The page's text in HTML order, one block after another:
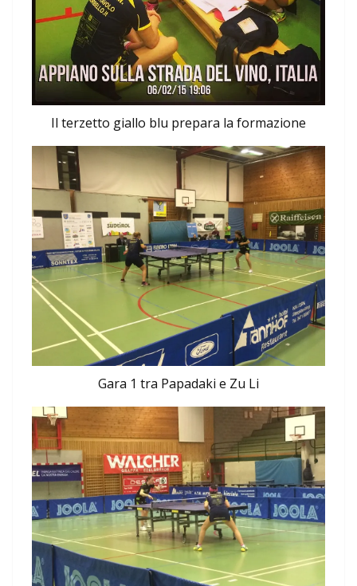
Il terzetto giallo blu prepara la formazione
Gara 1 tra Papadaki e Zu Li